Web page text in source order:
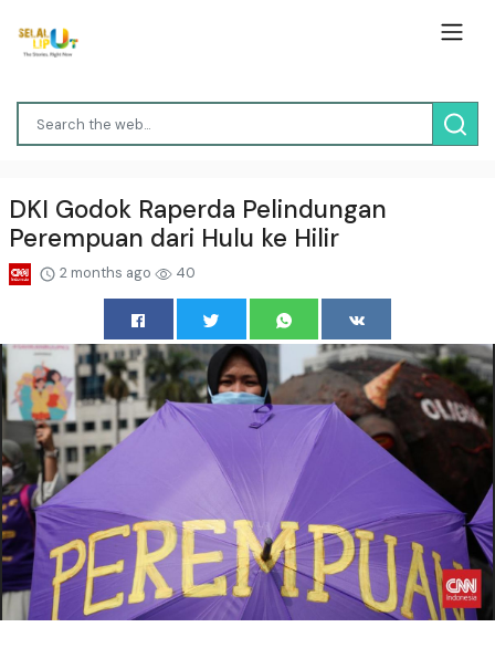
DKI Godok Raperda Pelindungan
Perempuan dari Hulu ke Hilir
2 months ago 40